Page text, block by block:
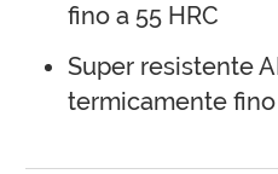
fino a 55 HRC
Super resistente
termicamente fino